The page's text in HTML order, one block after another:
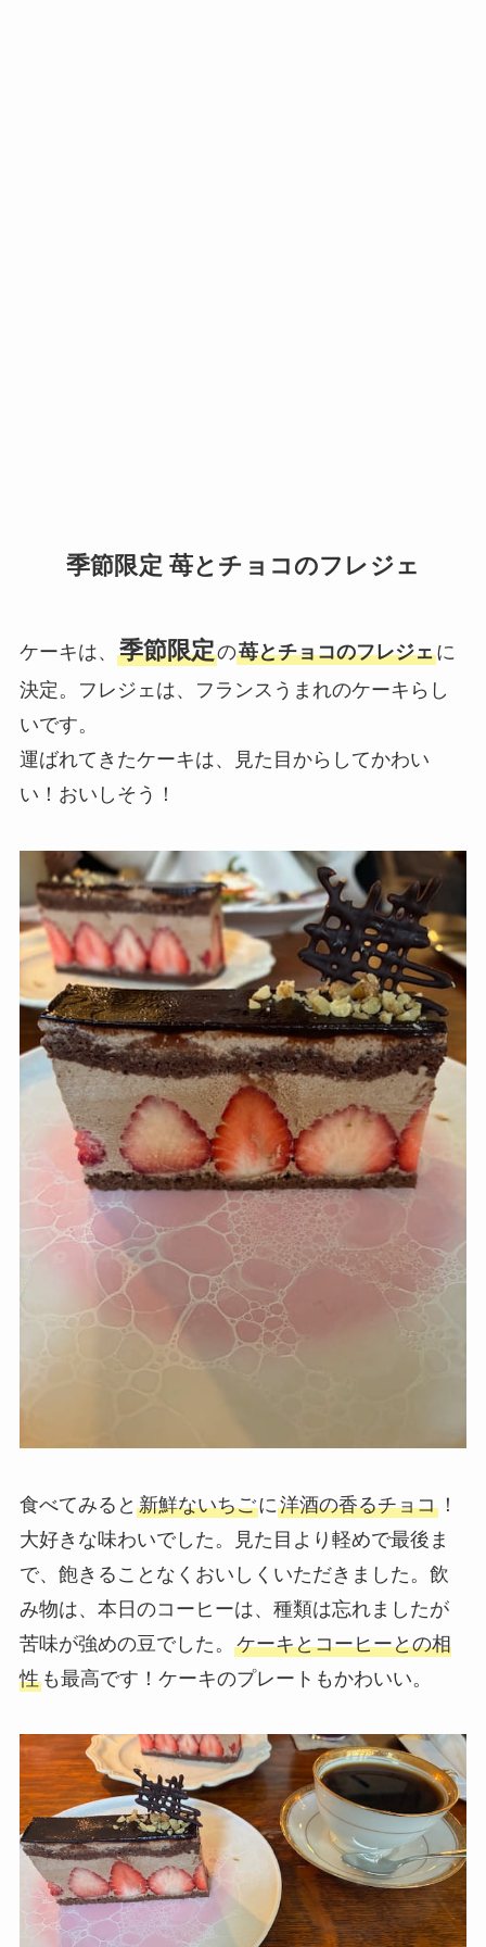
季節限定 苺とチョコのフレジェ
ケーキは、 季節限定の苺とチョコのフレジェに
決定。フレジェは、フランスうまれのケーキらし
いです。
運ばれてきたケーキは、見た目からしてかわい
い！おいしそう！
食べてみると 新鮮ないちごに洋酒の香るチョコ！
大好きな味わいでした。見た目より軽めで最後ま
で、飽きることなくおいしくいただきました。飲
み物は、本日のコーヒーは、種類は忘れましたが
苦味が強めの豆でした。 ケーキとコーヒーとの相
性も最高です！ケーキのプレートもかわいい。